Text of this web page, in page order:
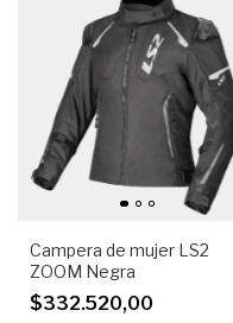
Campera de mujer LS2
ZOOM Negra
$332.520,00